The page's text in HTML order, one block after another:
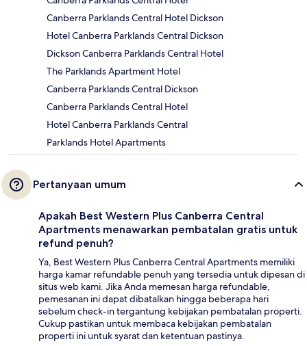
Canberra Parklands Central Hotel Dickson
Hotel Canberra Parklands Central Dickson
Dickson Canberra Parklands Central Hotel
The Parklands Apartment Hotel
Canberra Parklands Central Dickson
Canberra Parklands Central Hotel
Hotel Canberra Parklands Central
Parklands Hotel Apartments
Pertanyaan umum
Apakah Best Western Plus Canberra Central
Apartments menawarkan pembatalan gratis untuk
refund penuh?
Ya, Best Western Plus Canberra Central Apartments memiliki
harga kamar refundable penuh yang tersedia untuk dipesan di
situs web kami. Jika Anda memesan harga refundable,
pemesanan ini dapat dibatalkan hingga beberapa hari
sebelum check-in tergantung kebijakan pembatalan properti.
Cukup pastikan untuk membaca kebijakan pembatalan
properti ini untuk syarat dan ketentuan pastinya.